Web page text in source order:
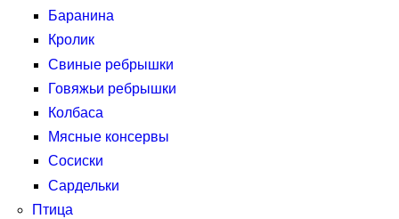
Баранина
Кролик
Свиные ребрышки
Говяжьи ребрышки
Колбаса
Мясные консервы
Сосиски
Сардельки
Птица